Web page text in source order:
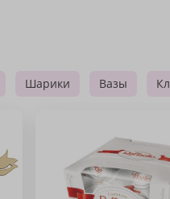
Шарики Вазы